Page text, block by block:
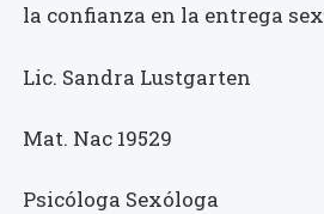
la confianza en la entrega
Lic. Sandra Lustgarten
Mat. Nac 19529
Psicóloga Sexóloga